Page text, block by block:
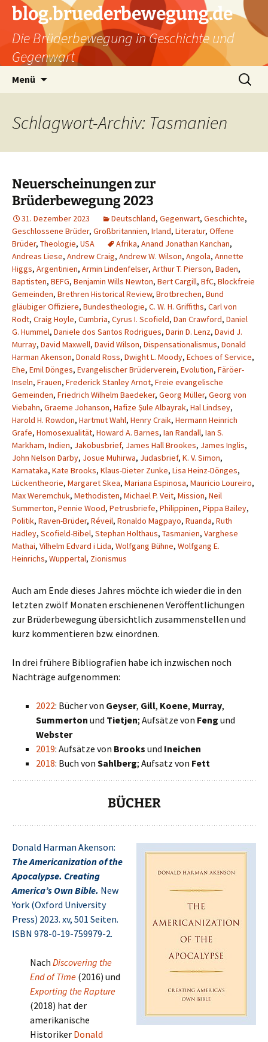
Zum
Inhalt
springen
blog.bruederbewegung.de
Die Brüderbewegung in Geschichte und
Gegenwart
Menü
Suchen
nach:
Schlagwort-Archiv: Tasmanien
Neuerscheinungen zur
Brüderbewegung 2023
31. Dezember 2023 Deutschland, Gegenwart, Geschichte,
Geschlossene Brüder, Großbritannien, Irland, Literatur, Offene
Brüder, Theologie, USA Afrika, Anand Jonathan Kanchan,
Andreas Liese, Andrew Craig, Andrew W. Wilson, Angola, Annette
Higgs, Argentinien, Armin Lindenfelser, Arthur T. Pierson, Baden,
Baptisten, BEFG, Benjamin Wills Newton, Bert Cargill, BfC, Blockfreie
Gemeinden, Brethren Historical Review, Brotbrechen, Bund
gläubiger Offiziere, Bundestheologie, C. W. H. Griffiths, Carl von
Rodt, Craig Hoyle, Cumbria, Cyrus I. Scofield, Dan Crawford, Daniel
G. Hummel, Daniele dos Santos Rodrigues, Darin D. Lenz, David J.
Murray, David Maxwell, David Wilson, Dispensationalismus, Donald
Harman Akenson, Donald Ross, Dwight L. Moody, Echoes of Service,
Ehe, Emil Dönges, Evangelischer Brüderverein, Evolution, Färöer-
Inseln, Frauen, Frederick Stanley Arnot, Freie evangelische
Gemeinden, Friedrich Wilhelm Baedeker, Georg Müller, Georg von
Viebahn, Graeme Johanson, Hafize Şule Albayrak, Hal Lindsey,
Harold H. Rowdon, Hartmut Wahl, Henry Craik, Hermann Heinrich
Grafe, Homosexualität, Howard A. Barnes, Ian Randall, Ian S.
Markham, Indien, Jakobusbrief, James Hall Brookes, James Inglis,
John Nelson Darby, Josue Muhirwa, Judasbrief, K. V. Simon,
Karnataka, Kate Brooks, Klaus-Dieter Zunke, Lisa Heinz-Dönges,
Lückentheorie, Margaret Skea, Mariana Espinosa, Mauricio Loureiro,
Max Weremchuk, Methodisten, Michael P. Veit, Mission, Neil
Summerton, Pennie Wood, Petrusbriefe, Philippinen, Pippa Bailey,
Politik, Raven-Brüder, Réveil, Ronaldo Magpayo, Ruanda, Ruth
Hadley, Scofield-Bibel, Stephan Holthaus, Tasmanien, Varghese
Mathai, Vilhelm Edvard i Lida, Wolfgang Bühne, Wolfgang E.
Heinrichs, Wuppertal, Zionismus
Auch am Ende dieses Jahres möchte ich wieder die in den
letzten zwölf Monaten erschienenen Veröffentlichungen
zur Brüderbewegung übersichtlich zusammenstellen und
kurz kommentieren bzw. einordnen.
In drei frühere Bibliografien habe ich inzwischen noch
Nachträge aufgenommen:
2022: Bücher von Geyser, Gill, Koene, Murray,
Summerton und Tietjen; Aufsätze von Feng und
Webster
2019: Aufsätze von Brooks und Ineichen
2018: Buch von Sahlberg; Aufsatz von Fett
BÜCHER
Donald Harman Akenson:
The Americanization of the
Apocalypse. Creating
America’s Own Bible. New
York (Oxford University
Press) 2023. xv, 501 Seiten.
ISBN 978-0-19-759979-2.
Nach Discovering the
End of Time (2016) und
Exporting the Rapture
(2018) hat der
amerikanische
Historiker Donald